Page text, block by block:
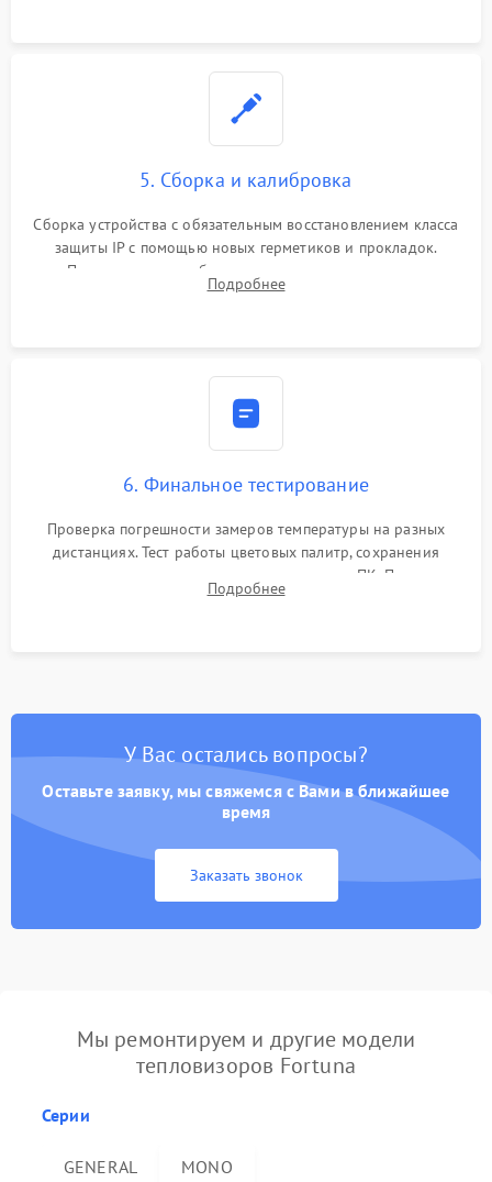
5. Сборка и калибровка
Сборка устройства с обязательным восстановлением класса
защиты IP с помощью новых герметиков и прокладок.
Программная калибровка матрицы по эталонному
абсолютно черному телу для точного измерения температур.
Подробнее
6. Финальное тестирование
Проверка погрешности замеров температуры на разных
дистанциях. Тест работы цветовых палитр, сохранения
термограмм в память и передачи данных на ПК. Проверка
автономности работы и итоговый контроль качества.
Подробнее
У Вас остались вопросы?
Оставьте заявку, мы свяжемся с Вами в ближайшее
время
Заказать звонок
Мы ремонтируем и другие модели
тепловизоров Fortuna
Серии
GENERAL MONO